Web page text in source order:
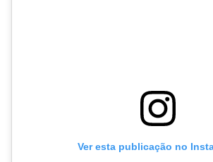
Ver esta publicação no